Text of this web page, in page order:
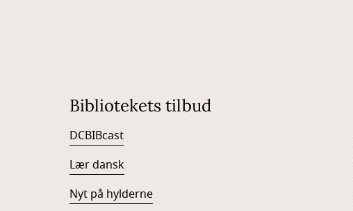
Bibliotekets tilbud
DCBIBcast
Lær dansk
Nyt på hylderne